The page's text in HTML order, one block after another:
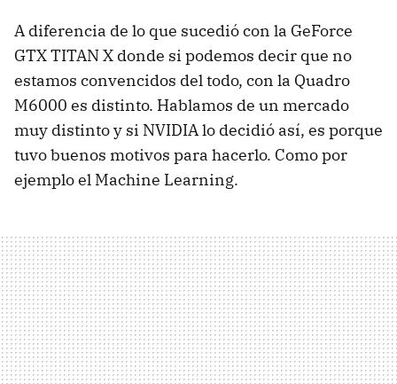
A diferencia de lo que sucedió con la GeForce
GTX TITAN X donde si podemos decir que no
estamos convencidos del todo, con la Quadro
M6000 es distinto. Hablamos de un mercado
muy distinto y si NVIDIA lo decidió así, es porque
tuvo buenos motivos para hacerlo. Como por
ejemplo el Machine Learning.